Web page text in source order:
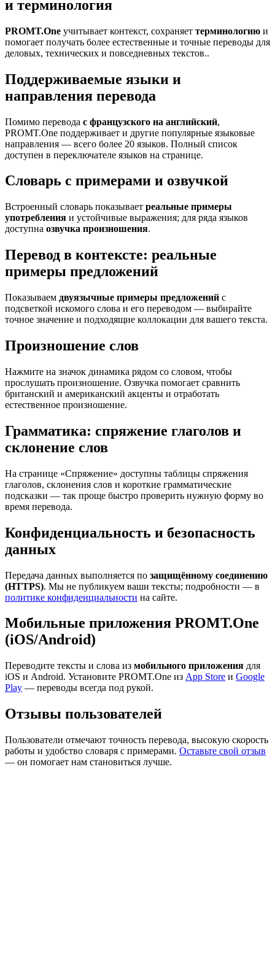
и терминология
PROMT.One учитывает контекст, сохраняет терминологию и
помогает получать более естественные и точные переводы для
деловых, технических и повседневных текстов..
Поддерживаемые языки и
направления перевода
Помимо перевода с французского на английский,
PROMT.One поддерживает и другие популярные языковые
направления — всего более 20 языков. Полный список
доступен в переключателе языков на странице.
Словарь с примерами и озвучкой
Встроенный словарь показывает реальные примеры
употребления и устойчивые выражения; для ряда языков
доступна озвучка произношения.
Перевод в контексте: реальные
примеры предложений
Показываем двуязычные примеры предложений с
подсветкой искомого слова и его переводом — выбирайте
точное значение и подходящие коллокации для вашего текста.
Произношение слов
Нажмите на значок динамика рядом со словом, чтобы
прослушать произношение. Озвучка помогает сравнить
британский и американский акценты и отработать
естественное произношение.
Грамматика: спряжение глаголов и
склонение слов
На странице «Спряжение» доступны таблицы спряжения
глаголов, склонения слов и короткие грамматические
подсказки — так проще быстро проверить нужную форму во
время перевода.
Конфиденциальность и безопасность
данных
Передача данных выполняется по защищённому соединению
(HTTPS). Мы не публикуем ваши тексты; подробности — в
политике конфиденциальности на сайте.
Мобильные приложения PROMT.One
(iOS/Android)
Переводите тексты и слова из мобильного приложения для
iOS и Android. Установите PROMT.One из App Store и Google
Play — переводы всегда под рукой.
Отзывы пользователей
Пользователи отмечают точность перевода, высокую скорость
работы и удобство словаря с примерами. Оставьте свой отзыв
— он помогает нам становиться лучше.